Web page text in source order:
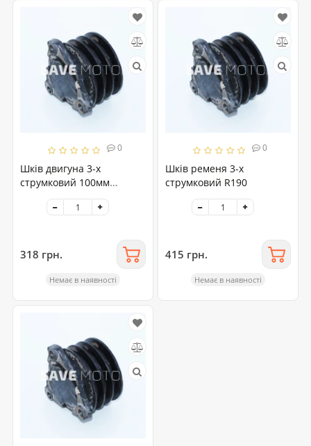
0
Шків двигуна 3-х
струмковий 100мм
R175/R180
318 грн.
Немає в наявності
0
Шків ременя 3-х
струмковий R190
415 грн.
Немає в наявності